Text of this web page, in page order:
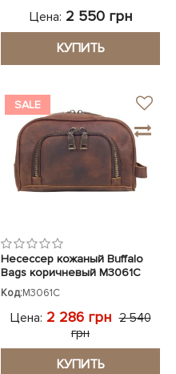
Цена: 2 550 грн
КУПИТЬ
SALE
Несессер кожаный Buffalo
Bags коричневый M3061C
Код:M3061C
Цена: 2 286 грн 2 540
грн
КУПИТЬ